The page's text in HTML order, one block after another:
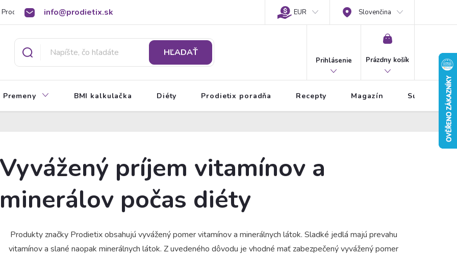
info@prodietix.sk
Prodietix poradňa BMI kalkulačka EUR Slovenčina
HĽADAŤ
Prihlásenie
NÁKUPNÝ
Prázdny košík
Premeny BMI kalkulačka Diéty Prodietix poradňa Recepty Magazín Súťaže
Vyvážený príjem vitamínov a
minerálov počas diéty
Produkty značky Prodietix obsahujú vyvážený pomer vitamínov a minerálnych látok. Sladké jedlá majú prevahu
vitamínov a slané naopak minerálnych látok. Z uvedeného dôvodu je vhodné mať zabezpečený vyvážený pomer